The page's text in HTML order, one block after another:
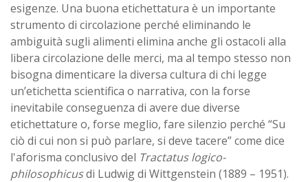
esigenze. Una buona etichettatura è un importante
strumento di circolazione perché eliminando le
ambiguità sugli alimenti elimina anche gli ostacoli alla
libera circolazione delle merci, ma al tempo stesso non
bisogna dimenticare la diversa cultura di chi legge
un’etichetta scientifica o narrativa, con la forse
inevitabile conseguenza di avere due diverse
etichettature o, forse meglio, fare silenzio perché “Su
ciò di cui non si può parlare, si deve tacere” come dice
l'aforisma conclusivo del Tractatus logico-
philosophicusdi Ludwig di Wittgenstein (1889 – 1951).